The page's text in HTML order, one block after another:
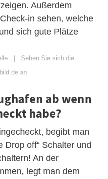
Außerdem
in sehen, welche
sich gute Plätze
Sehen Sie sich die
an
ab wenn
habe?
begibt man
Drop off“ Schalter und
An der
legt man dem